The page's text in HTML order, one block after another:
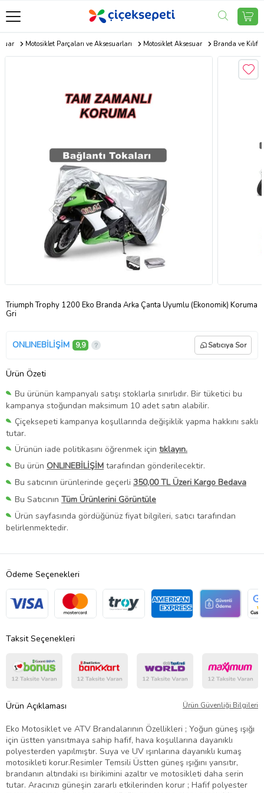
Motosiklet Parçaları ve Aksesuarları Motosiklet Aksesuar Branda ve Kılıf
Triumph Trophy 1200 Eko Branda Arka Çanta Uyumlu (Ekonomik) Koruma
Gri
ONLINEBİLİŞİM 9,9 Satıcıya Sor
Ürün Özeti
Bu ürünün kampanyalı satışı stoklarla sınırlıdır. Bir tüketici bu
kampanya stoğundan maksimum 10 adet satın alabilir.
Çiçeksepeti kampanya koşullarında değişiklik yapma hakkını saklı
tutar.
Ürünün iade politikasını öğrenmek için tıklayın.
Bu ürün ONLINEBİLİŞİM tarafından gönderilecektir.
Bu satıcının ürünlerinde geçerli 350,00 TL Üzeri Kargo Bedava
Bu Satıcının Tüm Ürünlerini Görüntüle
Ürün sayfasında gördüğünüz fiyat bilgileri, satıcı tarafından
belirlenmektedir.
Ödeme Seçenekleri
Taksit Seçenekleri
Ürün Açıklaması Ürün Güvenliği Bilgileri
Eko Motosiklet ve ATV Brandalarının Özellikleri ; Yoğun güneş ışığı
için üstten yansıtmaya sahip hafif, hava koşullarına dayanıklı
polyesterden yapılmıştır. Suya ve UV ışınlarına dayanıklı kumaş
motosikleti korur.Resimler Temsili Üstten güneş ışığını yansıtır,
brandanın altındaki ısı birikimini azaltır ve motosikleti daha serin
tutar. Aracınızı güneşin zararlı etkilerinden korur ; Hafif polyester